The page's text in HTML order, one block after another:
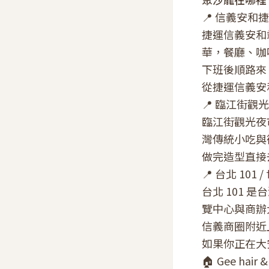
📍 信義安和
捷運信義安
華，餐廳、
下班後順路
從捷運信義
📍 臨江街觀
臨江街觀光
灣傳統小吃
做完造型直
📍 台北 101
台北 101 是
覽中心與商
信義商圈附
如果你正在
🏠 Gee hair